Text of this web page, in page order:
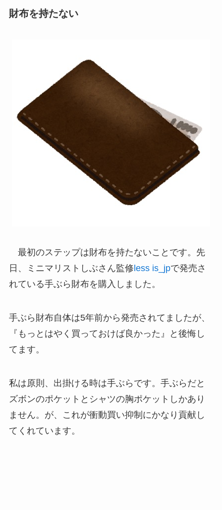
財布を持たない
最初のステップは財布を持たないことです。先
日、ミニマリストしぶさん監修less is_jpで発売さ
れている手ぶら財布を購入しました。
手ぶら財布自体は5年前から発売されてましたが、
『もっとはやく買っておけば良かった』と後悔し
てます。
私は原則、出掛ける時は手ぶらです。手ぶらだと
ズボンのポケットとシャツの胸ポケットしかあり
ません。が、これが衝動買い抑制にかなり貢献し
てくれています。